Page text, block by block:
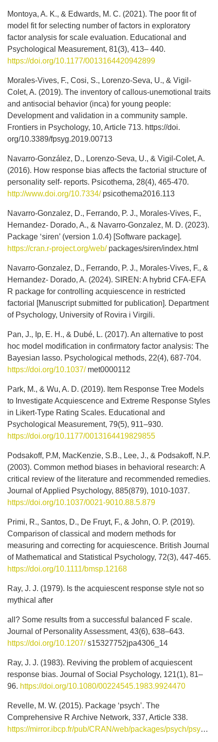
Montoya, A. K., & Edwards, M. C. (2021). The poor fit of
model fit for selecting number of factors in exploratory
factor analysis for scale evaluation. Educational and
Psychological Measurement, 81(3), 413– 440.
https://doi.org/10.1177/0013164420942899
Morales-Vives, F., Cosi, S., Lorenzo-Seva, U., & Vigil-
Colet, A. (2019). The inventory of callous-unemotional traits
and antisocial behavior (inca) for young people:
Development and validation in a community sample.
Frontiers in Psychology, 10, Article 713. https://doi.
org/10.3389/fpsyg.2019.00713
Navarro-González, D., Lorenzo-Seva, U., & Vigil-Colet, A.
(2016). How response bias affects the factorial structure of
personality self- reports. Psicothema, 28(4), 465-470.
http://www.doi.org/10.7334/psicothema2016.113
Navarro-Gonzalez, D., Ferrando, P. J., Morales-Vives, F.,
Hernandez- Dorado, A., & Navarro-Gonzalez, M. D. (2023).
Package ‘siren’ (version 1.0.4) [Software package].
https://cran.r-project.org/web/packages/siren/index.html
Navarro-Gonzalez, D., Ferrando, P. J., Morales-Vives, F., &
Hernandez- Dorado, A. (2024). SIREN: A hybrid CFA-EFA
R package for controlling acquiescence in restricted
factorial [Manuscript submitted for publication]. Department
of Psychology, University of Rovira i Virgili.
Pan, J., Ip, E. H., & Dubé, L. (2017). An alternative to post
hoc model modification in confirmatory factor analysis: The
Bayesian lasso. Psychological methods, 22(4), 687-704.
https://doi.org/10.1037/met0000112
Park, M., & Wu, A. D. (2019). Item Response Tree Models
to Investigate Acquiescence and Extreme Response Styles
in Likert-Type Rating Scales. Educational and
Psychological Measurement, 79(5), 911–930.
https://doi.org/10.1177/0013164419829855
Podsakoff, P.M, MacKenzie, S.B., Lee, J., & Podsakoff, N.P.
(2003). Common method biases in behavioral research: A
critical review of the literature and recommended remedies.
Journal of Applied Psychology, 885(879), 1010-1037.
https://doi.org/10.1037/0021-9010.88.5.879
Primi, R., Santos, D., De Fruyt, F., & John, O. P. (2019).
Comparison of classical and modern methods for
measuring and correcting for acquiescence. British Journal
of Mathematical and Statistical Psychology, 72(3), 447-465.
https://doi.org/10.1111/bmsp.12168
Ray, J. J. (1979). Is the acquiescent response style not so
mythical after
all? Some results from a successful balanced F scale.
Journal of Personality Assessment, 43(6), 638–643.
https://doi.org/10.1207/s15327752jpa4306_14
Ray, J. J. (1983). Reviving the problem of acquiescent
response bias. Journal of Social Psychology, 121(1), 81–
96. https://doi.org/10.1080/00224545.1983.9924470
Revelle, M. W. (2015). Package ‘psych’. The
Comprehensive R Archive Network, 337, Article 338.
https://mirror.ibcp.fr/pub/CRAN/web/packages/psych/psych.pdf